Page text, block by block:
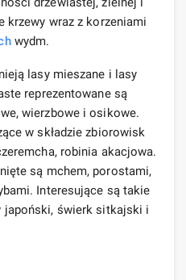
krzewy wraz z korzeniami
wydm.
lasy mieszane i lasy
reprezentowane są
wierzbowe i osikowe.
w składzie zbiorowisk
robinia akacjowa.
są mchem, porostami,
Interesujące są takie
japoński, świerk sitkajski i